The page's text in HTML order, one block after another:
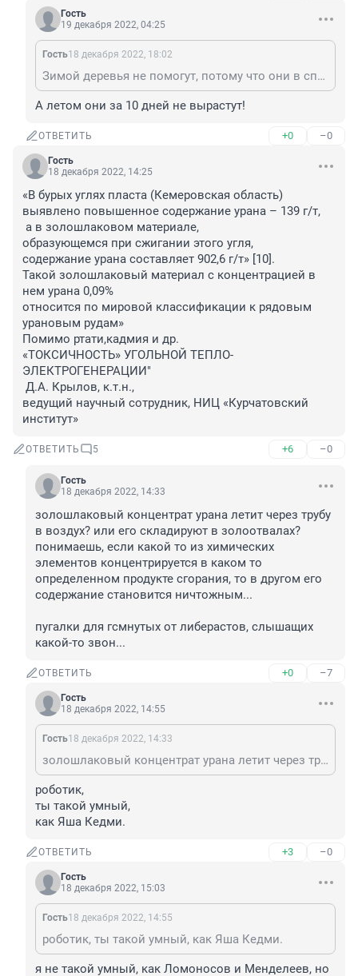
Гость
19 декабря 2022, 04:25
Гость18 декабря 2022, 18:02
Зимой деревья не помогут, потому что они в спящем состоянии.
А летом они за 10 дней не вырастут!
ОТВЕТИТЬ +0 –0
Гость
18 декабря 2022, 14:25
«В бурых углях пласта (Кемеровская область)
выявлено повышенное содержание урана – 139 г/т,
а в золошлаковом материале,
образующемся при сжигании этого угля,
содержание урана составляет 902,6 г/т» [10].
Такой золошлаковый материал с концентрацией в
нем урана 0,09%
относится по мировой классификации к рядовым
урановым рудам»
Помимо ртати,кадмия и др.
«ТОКСИЧНОСТЬ» УГОЛЬНОЙ ТЕПЛО-
ЭЛЕКТРОГЕНЕРАЦИИ"
Д.А. Крылов, к.т.н.,
ведущий научный сотрудник, НИЦ «Курчатовский
институт»
ОТВЕТИТЬ 5 +6 –0
Гость
18 декабря 2022, 14:33
золошлаковый концентрат урана летит через трубу
в воздух? или его складируют в золоотвалах?
понимаешь, если какой то из химических
элементов концентрируется в каком то
определенном продукте сгорания, то в другом его
содержание становится ничтожным...
пугалки для гсмнутых от либерастов, слышащих
какой-то звон...
ОТВЕТИТЬ +0 –7
Гость
18 декабря 2022, 14:55
Гость18 декабря 2022, 14:33
золошлаковый концентрат урана летит через трубу в воздух? или его складируют в золоотвалах? понимаешь, если какой то из химических элементов концентрируется в каком то определенном продукте сгорания, то в другом его содержание становится ничтожным... пугалки для гсмнутых от либерастов, слышащих какой-то звон...
роботик,
ты такой умный,
как Яша Кедми.
ОТВЕТИТЬ +3 –0
Гость
18 декабря 2022, 15:03
Гость18 декабря 2022, 14:55
роботик, ты такой умный, как Яша Кедми.
я не такой умный, как Ломоносов и Менделеев, но